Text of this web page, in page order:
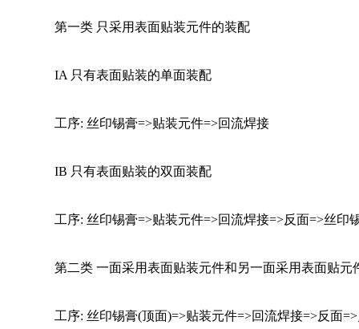
第一类 只采用表面贴装元件的装配
IA 只有表面贴装的单面装配
工序: 丝印锡膏=>贴装元件=>回流焊接
IB 只有表面贴装的双面装配
工序: 丝印锡膏=>贴装元件=>回流焊接=>反面=>丝印
第二类 一面采用表面贴装元件和另一面采用表面贴元
工序: 丝印锡膏(顶面)=>贴装元件=>回流焊接=>反面